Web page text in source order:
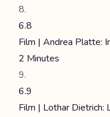
6.8
Film | Andrea Platte:
2 Minutes
6.9
Film | Lothar Dietrich: